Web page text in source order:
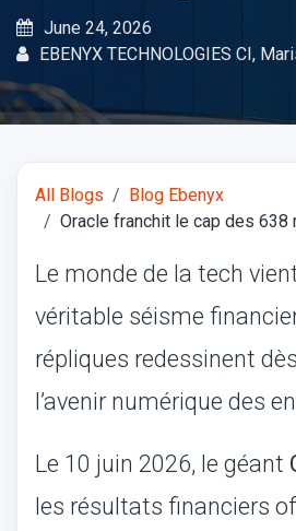
June 24, 2026
EBENYX TECHNOLOGIES CI,
All Blogs
Blog Ebenyx
Oracle franchit le cap des 638 milliards $ de commandes : Pourquoi les entreprises doivent
Le monde de la tech
véritable séisme
répliques redessinent
l’avenir numérique des
Le 10 juin 2026, le géant
les résultats financiers